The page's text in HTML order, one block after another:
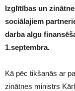
Izglītības un
sociālajiem
darba algu
1.septembra.
Kā pēc tikšanās ar
zinātnes ministrs